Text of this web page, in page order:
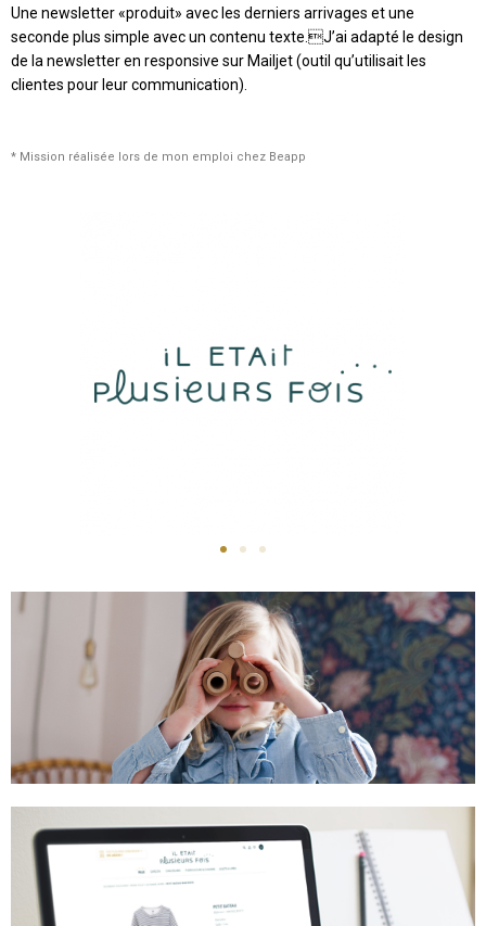
Une newsletter «produit» avec les derniers arrivages et une
seconde plus simple avec un contenu texte.J’ai adapté le design
de la newsletter en responsive sur Mailjet (outil qu’utilisait les
clientes pour leur communication).
* Mission réalisée lors de mon emploi chez Beapp